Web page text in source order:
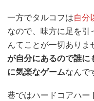
一方でタルコフは自分
なので、味方に足を引
んてことが一切ありま
が自分にあるので誰に
に気楽なゲームなんで
巷ではハードコアハー